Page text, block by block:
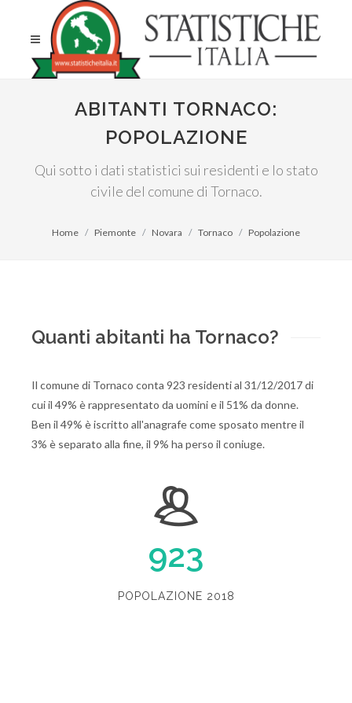
ABITANTI TORNACO:
POPOLAZIONE
Qui sotto i dati statistici sui residenti e lo stato
civile del comune di Tornaco.
Home Piemonte Novara Tornaco Popolazione
Quanti abitanti ha Tornaco?
Il comune di Tornaco conta 923 residenti al 31/12/2017 di
cui il 49% è rappresentato da uomini e il 51% da donne.
Ben il 49% è iscritto all'anagrafe come sposato mentre il
3% è separato alla fine, il 9% ha perso il coniuge.
923
POPOLAZIONE 2018